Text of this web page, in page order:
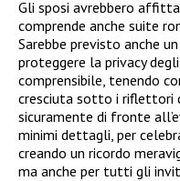
Gli sposi avrebbero
comprende anche suite
Sarebbe previsto anche
proteggere la privacy
comprensibile, tenendo
cresciuta sotto i riflettori
sicuramente di fronte
minimi dettagli, per
creando un ricordo
ma anche per tutti gli